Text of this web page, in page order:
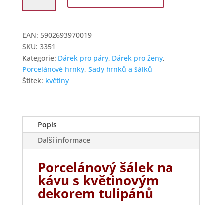
na
s
podšálkem
dekor
tulipánů
110
EAN: 5902693970019
SKU: 3351
Kategorie: Dárek pro páry, Dárek pro ženy,
Porcelánové hrnky, Sady hrnků a šálků
Štítek: květiny
Popis
Další informace
Porcelánový šálek na
kávu s květinovým
dekorem tulipánů